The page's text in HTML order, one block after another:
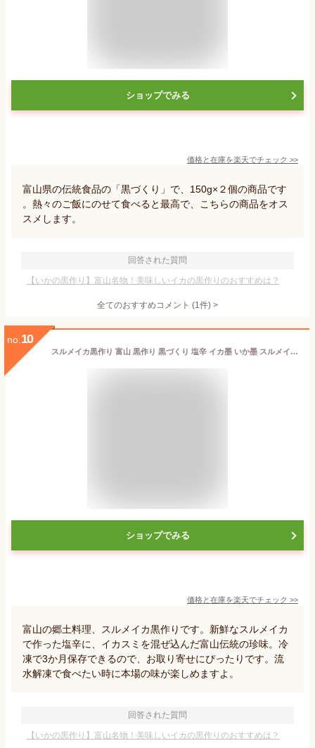
ショップでみる
価格と在庫を楽天でチェック >>
富山県の伝統食品の「黒づくり」で、150g×２個の商品です
。熱々のご飯にのせて食べると最高で、こちらの商品をオス
スメします。
回答された質問
【いかの黒作り】富山名物！美味しいイカの黒作りのおすすめは？
全てのおすすめコメント (1件) >
no. 10
スルメイカ黒作り 富山 黒作り 黒づくり 塩辛 イカ墨 いか墨 スルメイカ するめいか 海鮮 魚介 おつまみ 取り寄せ おもてなし グルメ 送料無料 お土産 お礼 お祝 内祝 誕生日 ご挨拶 ギフト 贈答 新生活 母の日 父の日 お中元
ショップでみる
価格と在庫を楽天でチェック >>
富山の郷土料理、スルメイカ黒作りです。新鮮なスルメイカ
で作った塩辛に、イカスミを混ぜ込んだ富山伝統の珍味。冷
凍で3か月保存できるので、お取り寄せにぴったりです。流
水解凍で食べたい時に本場の味が楽しめますよ。
回答された質問
【いかの黒作り】富山名物！美味しいイカの黒作りのおすすめは？